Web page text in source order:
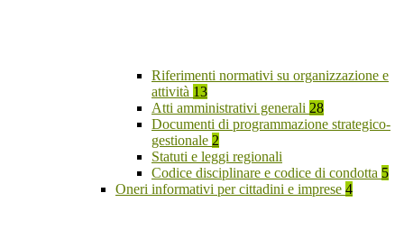
Riferimenti normativi su organizzazione e
attività 13
Atti amministrativi generali 28
Documenti di programmazione strategico-
gestionale 2
Statuti e leggi regionali
Codice disciplinare e codice di condotta 5
Oneri informativi per cittadini e imprese 4